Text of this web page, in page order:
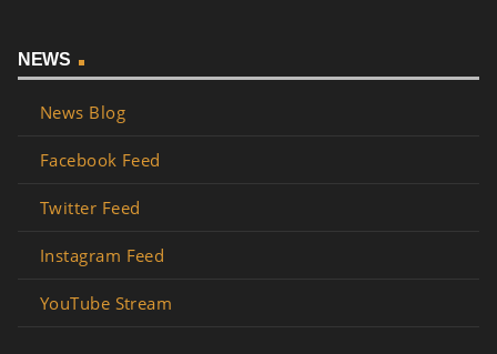
NEWS
News Blog
Facebook Feed
Twitter Feed
Instagram Feed
YouTube Stream